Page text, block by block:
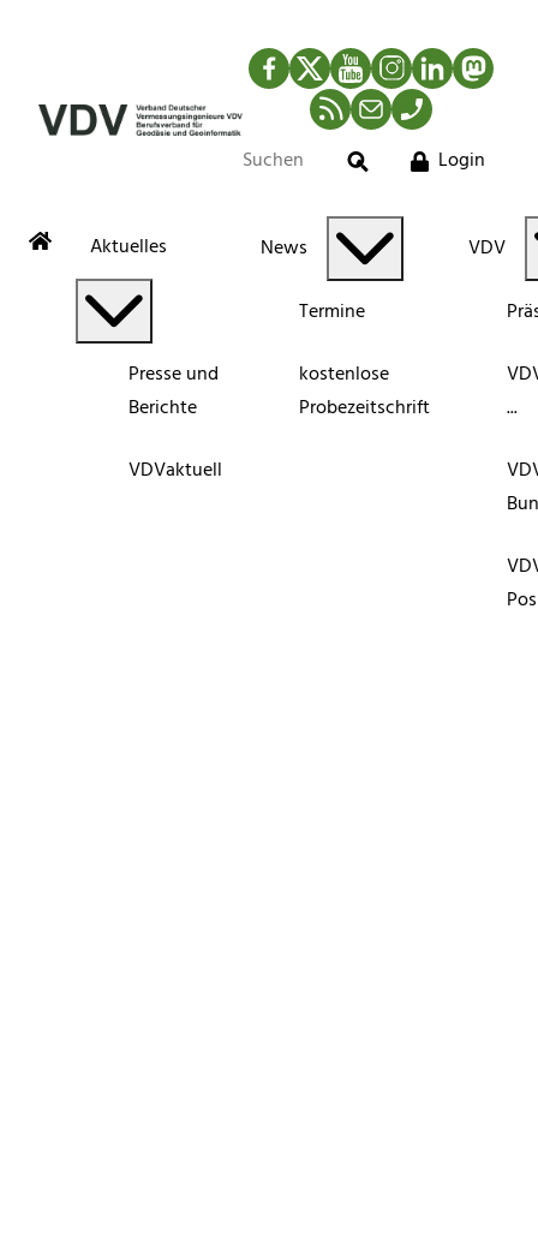
Facebook
TwitterYouTubeInstagram
LinkedIn
RSS-Newsfeed
MailTelefon
Suche
Login
Aktuelles
Presse und
Berichte
VDVaktuell
News
Termine
kostenlose
Probezeitschrift
VDV
...